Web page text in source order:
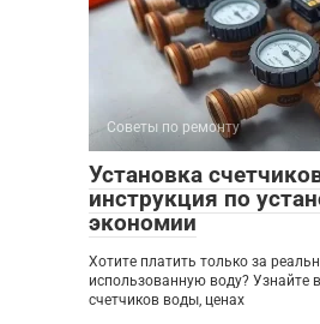
Советы по ремонту
Установка
инструкция по
экономии
Хотите платить только за
использованную воду? Узнайте
счетчиков воды, ценах